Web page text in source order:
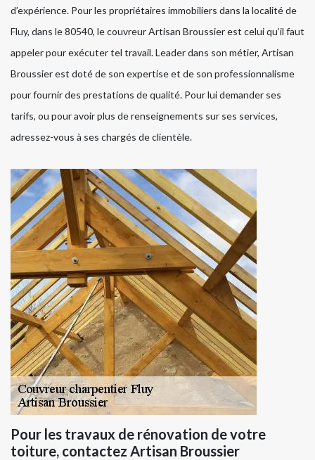
d’expérience. Pour les propriétaires immobiliers dans la localité de
Fluy, dans le 80540, le couvreur Artisan Broussier est celui qu’il faut
appeler pour exécuter tel travail. Leader dans son métier, Artisan
Broussier est doté de son expertise et de son professionnalisme
pour fournir des prestations de qualité. Pour lui demander ses
tarifs, ou pour avoir plus de renseignements sur ses services,
adressez-vous à ses chargés de clientèle.
Pour les travaux de rénovation de votre
toiture, contactez Artisan Broussier